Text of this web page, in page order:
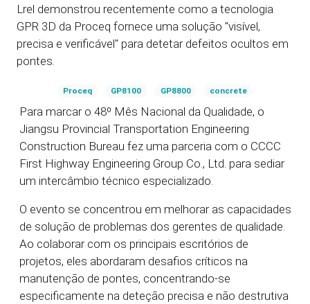
Lrel demonstrou recentemente como a tecnologia
GPR 3D da Proceq fornece uma solução "visível,
precisa e verificável" para detetar defeitos ocultos em
pontes.
Proceq GP8100 GP8800 concrete
Para marcar o 48º Mês Nacional da Qualidade, o
Jiangsu Provincial Transportation Engineering
Construction Bureau fez uma parceria com o CCCC
First Highway Engineering Group Co., Ltd. para sediar
um intercâmbio técnico especializado.
O evento se concentrou em melhorar as capacidades
de solução de problemas dos gerentes de qualidade.
Ao colaborar com os principais escritórios de
projetos, eles abordaram desafios críticos na
manutenção de pontes, concentrando-se
especificamente na deteção precisa e não destrutiva